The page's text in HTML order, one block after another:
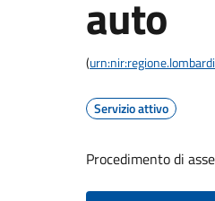
auto
(
Servizio attivo
Procedimento di